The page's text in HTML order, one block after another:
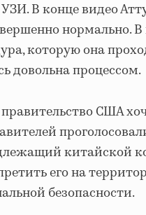
В конце видео
нормально.
которую она
довольна процессом.
США
китайской
его на
безопасности.